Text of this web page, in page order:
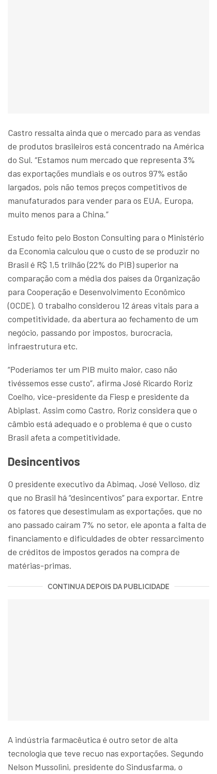
Castro ressalta ainda que o mercado para as vendas
de produtos brasileiros está concentrado na América
do Sul. “Estamos num mercado que representa 3%
das exportações mundiais e os outros 97% estão
largados, pois não temos preços competitivos de
manufaturados para vender para os EUA, Europa,
muito menos para a China.”
Estudo feito pelo Boston Consulting para o Ministério
da Economia calculou que o custo de se produzir no
Brasil é R$ 1,5 trilhão (22% do PIB) superior na
comparação com a média dos países da Organização
para Cooperação e Desenvolvimento Econômico
(OCDE). O trabalho considerou 12 áreas vitais para a
competitividade, da abertura ao fechamento de um
negócio, passando por impostos, burocracia,
infraestrutura etc.
“Poderíamos ter um PIB muito maior, caso não
tivéssemos esse custo”, afirma José Ricardo Roriz
Coelho, vice-presidente da Fiesp e presidente da
Abiplast. Assim como Castro, Roriz considera que o
câmbio está adequado e o problema é que o custo
Brasil afeta a competitividade.
Desincentivos
O presidente executivo da Abimaq, José Velloso, diz
que no Brasil há “desincentivos” para exportar. Entre
os fatores que desestimulam as exportações, que no
ano passado caíram 7% no setor, ele aponta a falta de
financiamento e dificuldades de obter ressarcimento
de créditos de impostos gerados na compra de
matérias-primas.
CONTINUA DEPOIS DA PUBLICIDADE
A indústria farmacêutica é outro setor de alta
tecnologia que teve recuo nas exportações. Segundo
Nelson Mussolini, presidente do Sindusfarma, o